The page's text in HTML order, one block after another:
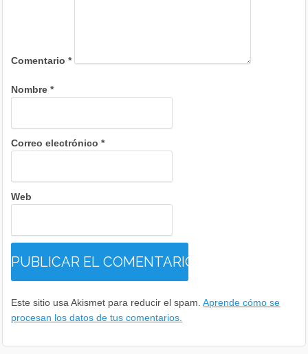
Comentario*
Nombre*
Correo electrónico*
Web
Este sitio usa Akismet para reducir el spam.Aprende cómo se
procesan los datos de tus comentarios.